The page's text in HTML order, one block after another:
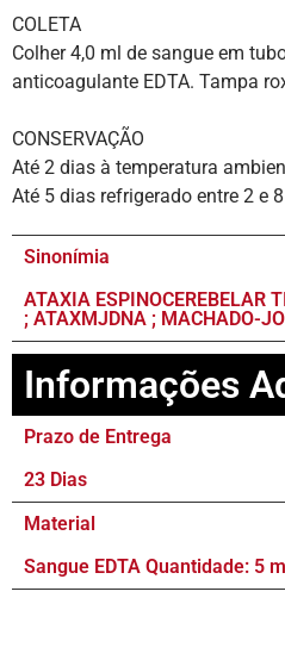
COLETA
Colher 4,0 ml de sangue em
anticoagulante EDTA. Tampa
CONSERVAÇÃO
Até 2 dias à temperatura
Até 5 dias refrigerado entre 2 e 8
Sinonímia
ATAXIA ESPINOCEREBELAR
; ATAXMJDNA ; MACHADO-
Informações
Prazo de Entrega
23 Dias
Material
Sangue EDTA Quantidade: 5